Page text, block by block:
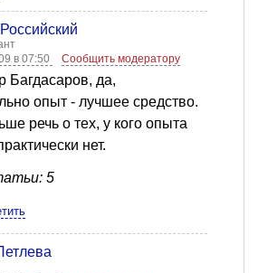
в 07:50
Сообщить модератору
Багдасаров, да,
опыт - лучшее средство.
речь о тех, у кого опыта
нет.
5